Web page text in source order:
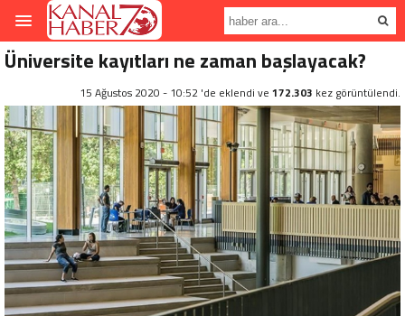
Üniversite kayıtları ne zaman başlayacak?
15 Ağustos 2020 - 10:52 'de eklendi ve 172.303 kez görüntülendi.